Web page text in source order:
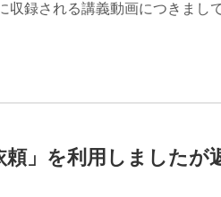
収録される講義動画につきまし
頼」を利用しましたが